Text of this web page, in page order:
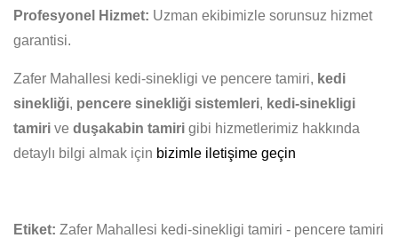
Profesyonel Hizmet: Uzman ekibimizle sorunsuz hizmet
garantisi.
Zafer Mahallesi kedi-sinekligi ve pencere tamiri, kedi
sinekliği, pencere sinekliği sistemleri, kedi-sinekligi
tamiri ve duşakabin tamiri gibi hizmetlerimiz hakkında
detaylı bilgi almak için bizimle iletişime geçin
Etiket: Zafer Mahallesi kedi-sinekligi tamiri - pencere tamiri